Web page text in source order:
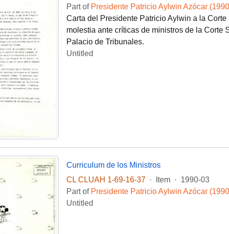
Part of Presidente Patricio Aylwin Azócar
Carta del Presidente Patricio Aylwin a la
molestia ante críticas de ministros de la Corte
Palacio de Tribunales.
Untitled
Curriculum de los Ministros
CL CLUAH 1-69-16-37
· Item · 1990-03
Part of Presidente Patricio Aylwin Azócar
Untitled